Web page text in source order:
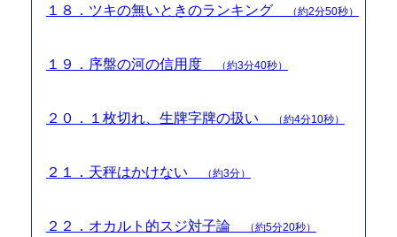
１８．ツキの無いときのランキング （約2分50秒）
１９．序盤の河の信用度 （約3分40秒）
２０．１枚切れ、生牌字牌の扱い （約4分10秒）
２１．天秤はかけない （約3分）
２２．オカルト的スジ対子論 （約5分20秒）